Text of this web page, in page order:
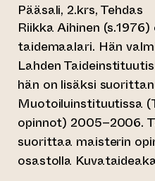
Pääsali, 2.krs, Tehdas
Riikka Aihinen
taidemaalari. Hän
Lahden
hän on lisäksi
Muotoiluinstituutissa
opinnot) 2005–2006.
suorittaa maisterin
osastolla